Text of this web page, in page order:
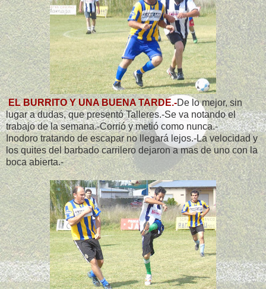
EL BURRITO Y UNA BUENA TARDE.-De lo mejor, sin
lugar a dudas, que presentó Talleres.-Se va notando el
trabajo de la semana.-Corrió y metió como nunca.-
Inodoro tratando de escapar no llegará lejos.-La velocidad y
los quites del barbado carrilero dejaron a mas de uno con la
boca abierta.-